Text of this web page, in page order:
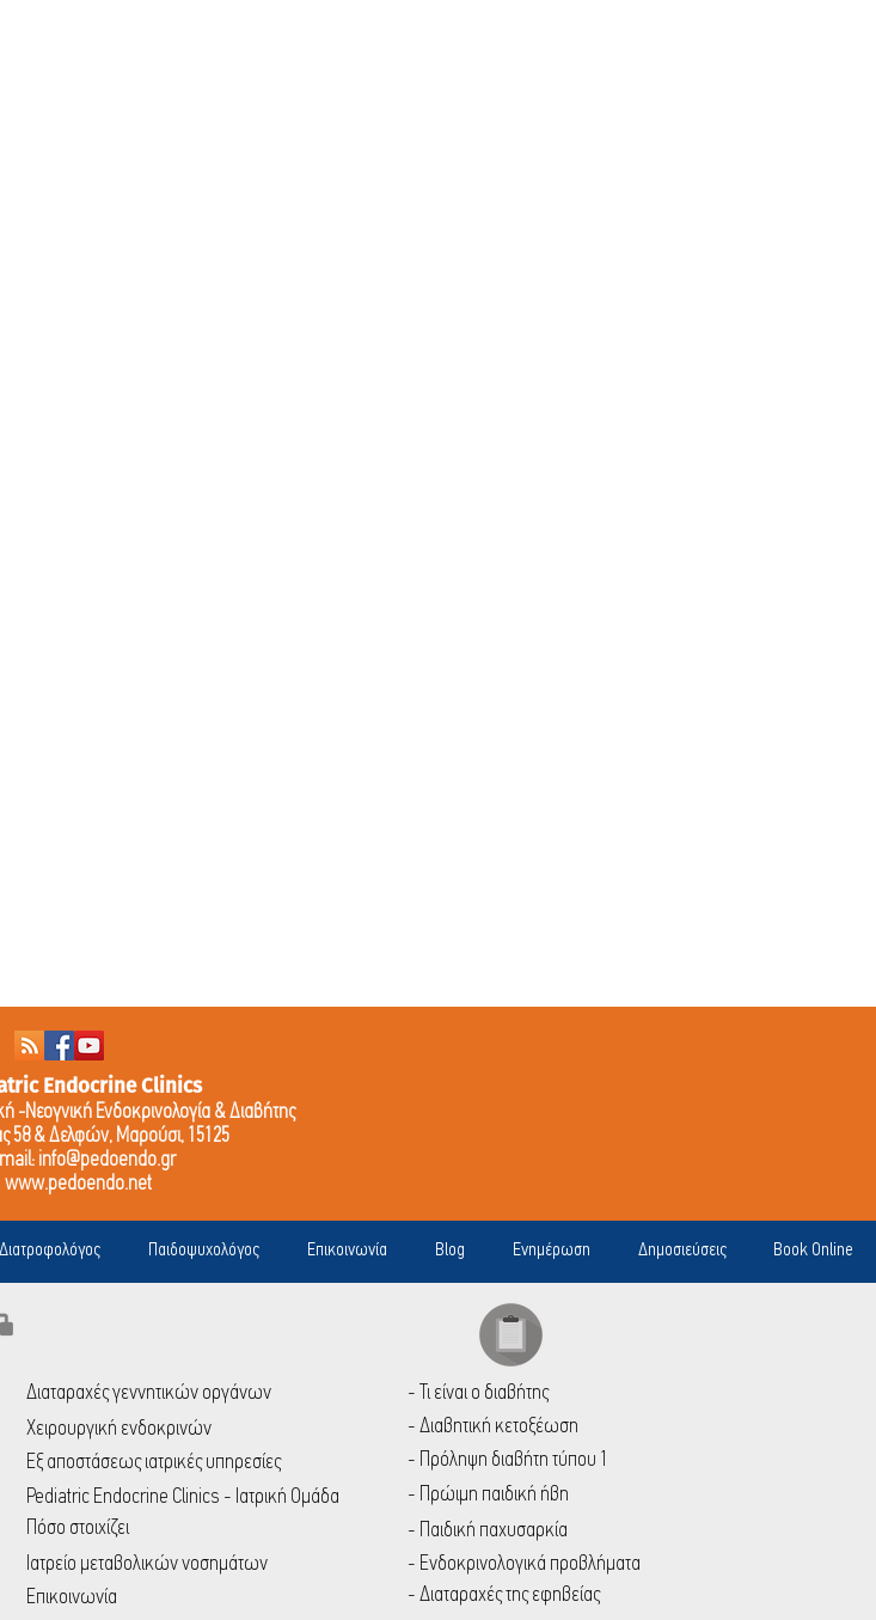
Endocrine Clinics
-Νεογνική Ενδοκρινολογία & Διαβήτης
58 & Δελφών, Μαρούσι, 15125
info@pedoendo.gr
www.pedoendo.net
Διατροφολόγος Παιδοψυχολόγος Επικοινωνία Blog Ενημέρωση Δημοσιεύσεις Book Online
Διαταραχές γεννητικών οργάνων
Χειρουργική ενδοκρινών
Εξ αποστάσεως ιατρικές υπηρεσίες
Pediatric Endocrine Clinics - Ιατρική Ομάδα
Πόσο στοιχίζει
- Τι είναι ο διαβήτης
- Διαβητική κετοξέωση
- Πρόληψη διαβήτη τύπου 1
- Πρώιμη παιδική ήβη
- Παιδική παχυσαρκία
Ιατρείο μεταβολικών νοσημάτων
Επικοινωνία
- Ενδοκρινολογικά προβλήματα
- Διαταραχές της εφηβείας